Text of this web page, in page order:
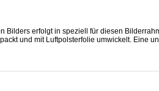
Bilders erfolgt in speziell für diesen
und mit Luftpolsterfolie umwickelt. Eine